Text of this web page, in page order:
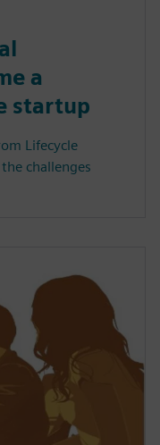
a
startup
Lifecycle
challenges